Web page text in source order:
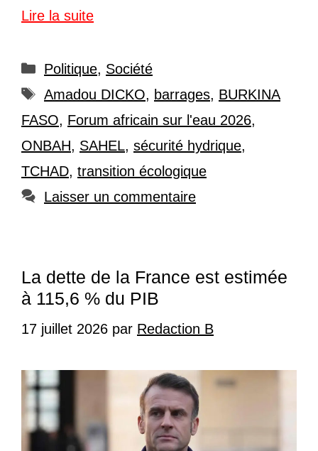
Lire la suite
Catégories
Politique, Société
Étiquettes
Amadou DICKO, barrages, BURKINA
FASO, Forum africain sur l'eau 2026,
ONBAH, SAHEL, sécurité hydrique,
TCHAD, transition écologique
Laisser un commentaire
La dette de la France est estimée
à 115,6 % du PIB
17 juillet 2026 par Redaction B